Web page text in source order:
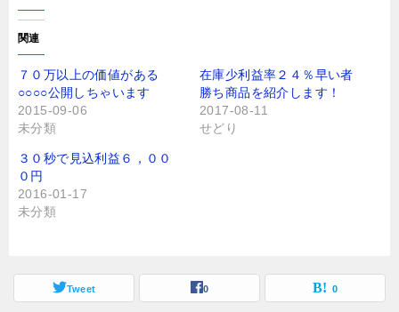
し
て
T
i
t
t
e
r
で
共
(
新
し
い
ウ
ィ
ン
き
す
共
有
す
る
に
リ
ッ
し
て
し
い
ウ
関連
７０万以上の価値がある
○○○○公開しちゃいます
2015-09-06
未分類
在庫少利益率２４％早い者
勝ち商品を紹介します！
2017-08-11
せどり
３０秒で見込利益６，００
０円
2016-01-17
未分類
Tweet 0 0